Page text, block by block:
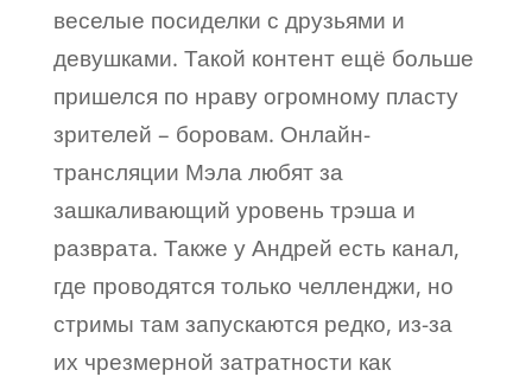
веселые посиделки с друзьями и
девушками. Такой контент ещё больше
пришелся по нраву огромному пласту
зрителей – боровам. Онлайн-
трансляции Мэла любят за
зашкаливающий уровень трэша и
разврата. Также у Андрей есть канал,
где проводятся только челленджи, но
стримы там запускаются редко, из-за
их чрезмерной затратности как